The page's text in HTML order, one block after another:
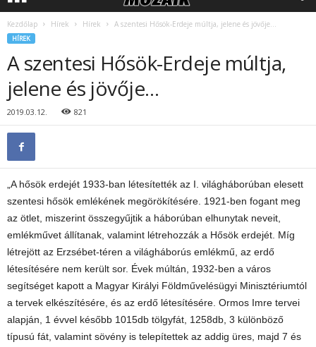
Kezdőlap Hírek Hírek A szentesi Hősök-Erdeje múltja, jelene és jövője…
HÍREK
A szentesi Hősök-Erdeje múltja,
jelene és jövője…
2019.03.12. 821
„A hősök erdejét 1933-ban létesítették az I. világháborúban elesett
szentesi hősök emlékének megörökítésére. 1921-ben fogant meg
az ötlet, miszerint összegyűjtik a háborúban elhunytak neveit,
emlékművet állítanak, valamint létrehozzák a Hősök erdejét. Míg
létrejött az Erzsébet-téren a világháborús emlékmű, az erdő
létesítésére nem került sor. Évek múltán, 1932-ben a város
segítséget kapott a Magyar Királyi Földművelésügyi Minisztériumtól
a tervek elkészítésére, és az erdő létesítésére. Ormos Imre tervei
alapján, 1 évvel később 1015db tölgyfát, 1258db, 3 különböző
típusú fát, valamint sövény is telepítettek az addig üres, majd 7 és